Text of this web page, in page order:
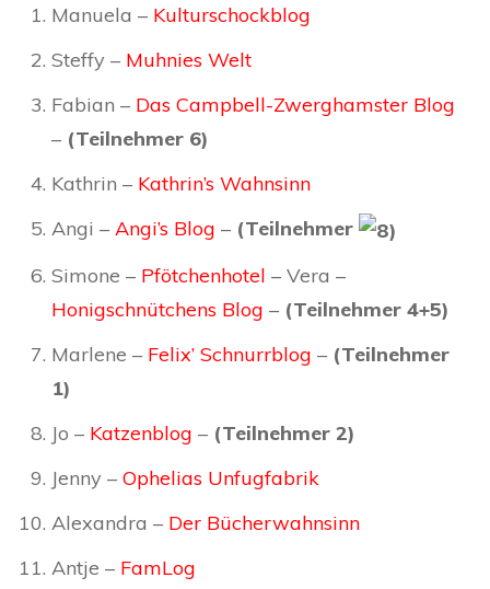
Manuela – Kulturschockblog
Steffy – Muhnies Welt
Fabian – Das Campbell-Zwerghamster Blog
– (Teilnehmer 6)
Kathrin – Kathrin’s Wahnsinn
Angi – Angi’s Blog – (Teilnehmer
Simone – Pfötchenhotel – Vera –
Honigschnütchens Blog – (Teilnehmer 4+5)
Marlene – Felix’ Schnurrblog – (Teilnehmer
1)
Jo – Katzenblog – (Teilnehmer 2)
Jenny – Ophelias Unfugfabrik
Alexandra – Der Bücherwahnsinn
Antje – FamLog